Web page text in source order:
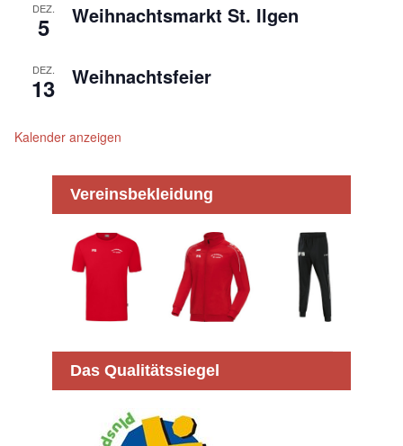
DEZ.
5 Weihnachtsmarkt St. Ilgen
DEZ.
13 Weihnachtsfeier
Kalender anzeigen
Vereinsbekleidung
Das Qualitätssiegel